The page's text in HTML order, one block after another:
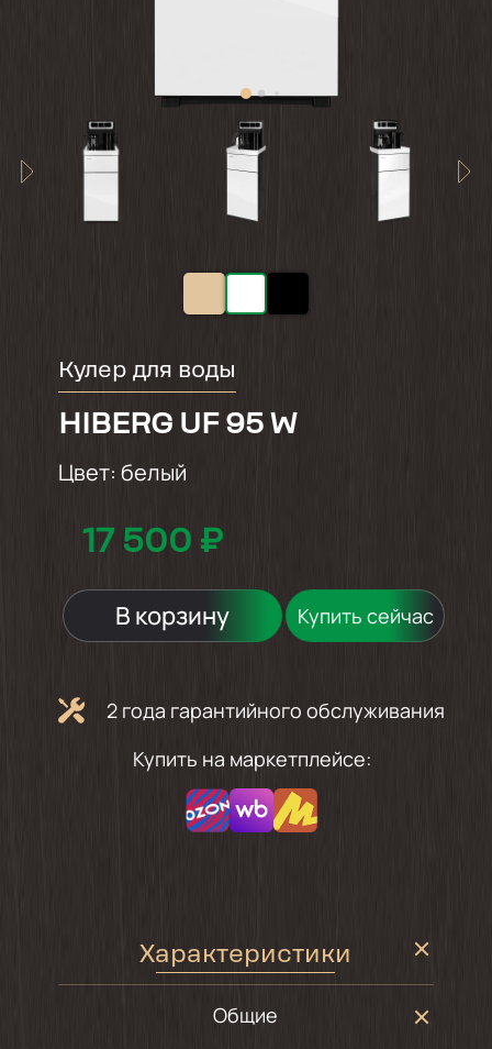
Кулер для воды
HIBERG UF 95 W
Цвет: белый
17 500 ₽
В корзину Купить сейчас
2 года гарантийного обслуживания
Купить на маркетплейсе:
Характеристики
Общие